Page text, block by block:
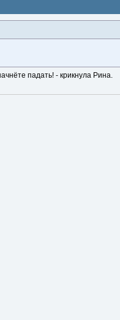
падать! - крикнула Рина.